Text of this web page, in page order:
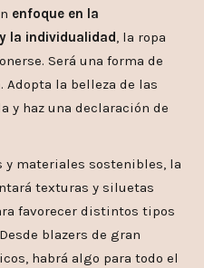
enfoque en la
la individualidad, la ropa
Será una forma de
la belleza de las
y haz una declaración de
y materiales sostenibles, la
texturas y siluetas
favorecer distintos tipos
blazers de gran
habrá algo para todo el